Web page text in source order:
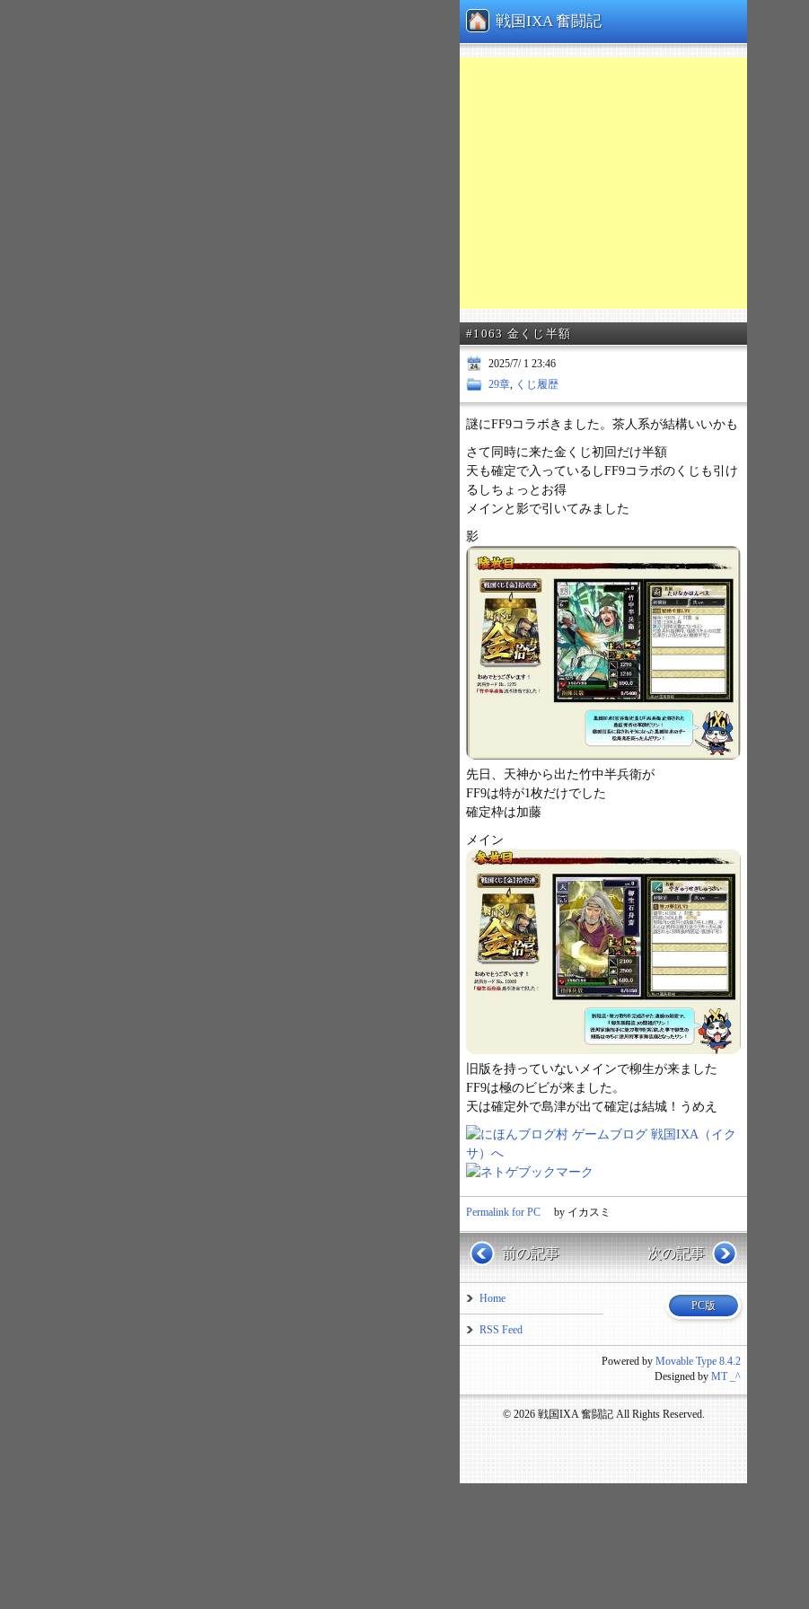
戦国IXA 奮闘記
#1063 金くじ半額
2025/7/ 1 23:46
29章, くじ履歴
謎にFF9コラボきました。茶人系が結構いいかも
さて同時に来た金くじ初回だけ半額
天も確定で入っているしFF9コラボのくじも引け
るしちょっとお得
メインと影で引いてみました
影
先日、天神から出た竹中半兵衛が
FF9は特が1枚だけでした
確定枠は加藤
メイン
旧版を持っていないメインで柳生が来ました
FF9は極のビビが来ました。
天は確定外で島津が出て確定は結城！うめえ
Permalink for PC by イカスミ
前の記事 次の記事
PC版
Home
RSS Feed
Powered by Movable Type 8.4.2
Designed by MT _^
© 2026 戦国IXA 奮闘記 All Rights Reserved.